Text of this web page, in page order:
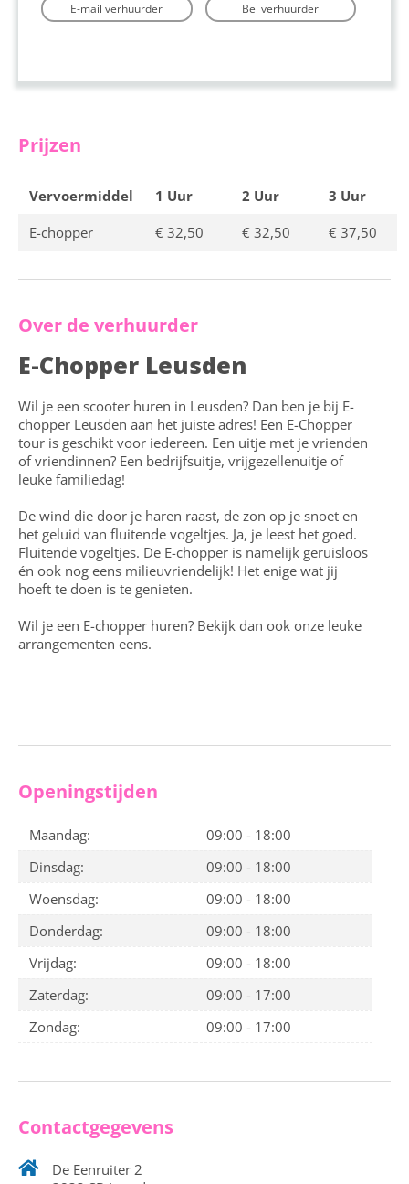
E-mail verhuurder Bel verhuurder
Prijzen
Vervoermiddel 1 Uur 2 Uur
3 Uur
E-chopper
€ 32,50 € 32,50 € 37,50
Over de verhuurder
E-Chopper Leusden
Wil je een scooter huren in Leusden? Dan ben je bij E-
chopper Leusden aan het juiste adres! Een E-Chopper
tour is geschikt voor iedereen. Een uitje met je vrienden
of vriendinnen? Een bedrijfsuitje, vrijgezellenuitje of
leuke familiedag!
De wind die door je haren raast, de zon op je snoet en
het geluid van fluitende vogeltjes. Ja, je leest het goed.
Fluitende vogeltjes. De E-chopper is namelijk geruisloos
én ook nog eens milieuvriendelijk! Het enige wat jij
hoeft te doen is te genieten.
Wil je een E-chopper huren? Bekijk dan ook onze leuke
arrangementen eens.
Openingstijden
Maandag:
09:00 - 18:00
Dinsdag:
09:00 - 18:00
Woensdag:
09:00 - 18:00
Donderdag:
09:00 - 18:00
Vrijdag:
09:00 - 18:00
Zaterdag:
09:00 - 17:00
Zondag:
09:00 - 17:00
Contactgegevens
De Eenruiter 2